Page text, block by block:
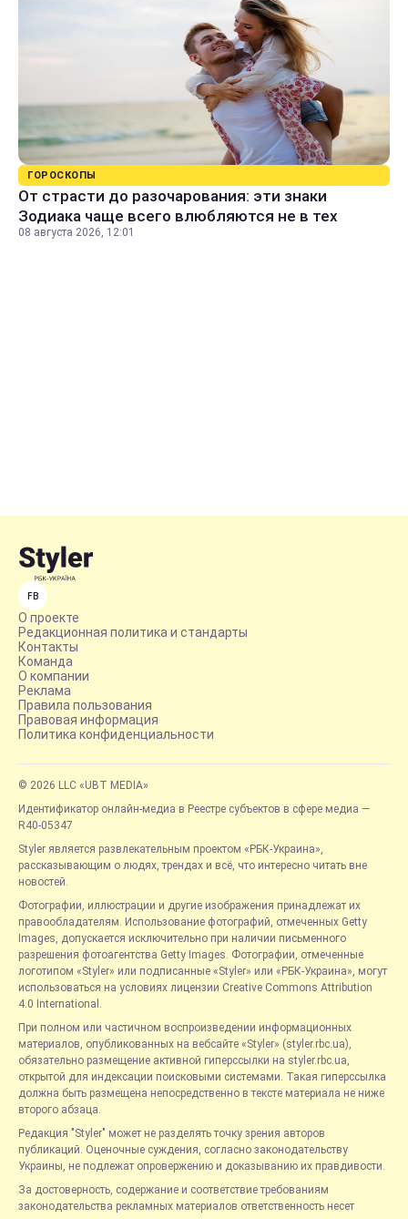
ГОРОСКОПЫ
От страсти до разочарования: эти знаки
Зодиака чаще всего влюбляются не в тех
08 августа 2026, 12:01
FB
О проекте
Редакционная политика и стандарты
Контакты
Команда
О компании
Реклама
Правила пользования
Правовая информация
Политика конфиденциальности
© 2026 LLC «UBT MEDIA»
Идентификатор онлайн-медиа в Реестре субъектов в сфере медиа —
R40-05347
Styler является развлекательным проектом «РБК-Украина»,
рассказывающим о людях, трендах и всё, что интересно читать вне
новостей.
Фотографии, иллюстрации и другие изображения принадлежат их
правообладателям. Использование фотографий, отмеченных Getty
Images, допускается исключительно при наличии письменного
разрешения фотоагентства Getty Images. Фотографии, отмеченные
логотипом «Styler» или подписанные «Styler» или «РБК-Украина», могут
использоваться на условиях лицензии Creative Commons Attribution
4.0 International.
При полном или частичном воспроизведении информационных
материалов, опубликованных на вебсайте «Styler» (styler.rbc.ua),
обязательно размещение активной гиперссылки на styler.rbc.ua,
открытой для индексации поисковыми системами. Такая гиперссылка
должна быть размещена непосредственно в тексте материала не ниже
второго абзаца.
Редакция "Styler" может не разделять точку зрения авторов
публикаций. Оценочные суждения, согласно законодательству
Украины, не подлежат опровержению и доказыванию их правдивости.
За достоверность, содержание и соответствие требованиям
законодательства рекламных материалов ответственность несет